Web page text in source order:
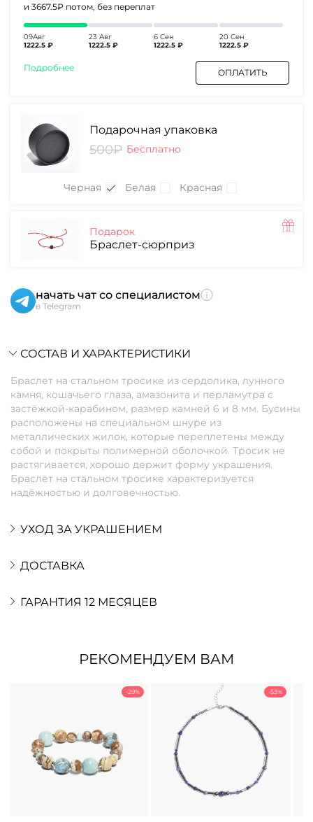
и 3667.5₽ потом, без переплат
09Авг
1222.5 ₽
23 Авг
1222.5 ₽
6 Сен
1222.5 ₽
20 Сен
1222.5 ₽
Подробнее ОПЛАТИТЬ
Подарочная упаковка
500₽ Бесплатно
Черная Белая Красная
Подарок
Браслет-сюрприз
начать чат со специалистом
в Telegram
СОСТАВ И ХАРАКТЕРИСТИКИ
Браслет на стальном тросике из сердолика, лунного
камня, кошачьего глаза, амазонита и перламутра с
застёжкой-карабином, размер камней 6 и 8 мм. Бусины
расположены на специальном шнуре из
металлических жилок, которые переплетены между
собой и покрыты полимерной оболочкой. Тросик не
растягивается, хорошо держит форму украшения.
Браслет на стальном тросике характеризуется
надёжностью и долговечностью.
УХОД ЗА УКРАШЕНИЕМ
ДОСТАВКА
ГАРАНТИЯ 12 МЕСЯЦЕВ
РЕКОМЕНДУЕМ ВАМ
-29% -53%